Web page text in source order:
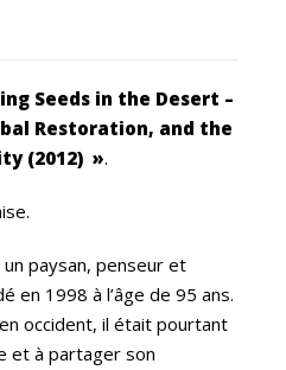
Seeds in the Desert –
Restoration, and the
(2012) ».
paysan, penseur et
en 1998 à l’âge de 95 ans.
occident, il était pourtant
et à partager son